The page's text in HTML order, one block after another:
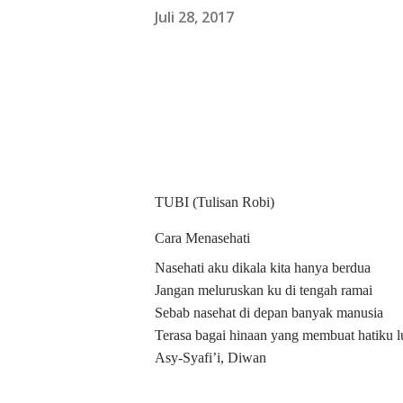
Juli 28, 2017
TUBI (Tulisan Robi)
Cara Menasehati
Nasehati aku dikala kita hanya berdua
Jangan meluruskan ku di tengah ramai
Sebab nasehat di depan banyak manusia
Terasa bagai hinaan yang membuat hatiku
Asy-Syafi’i, Diwan